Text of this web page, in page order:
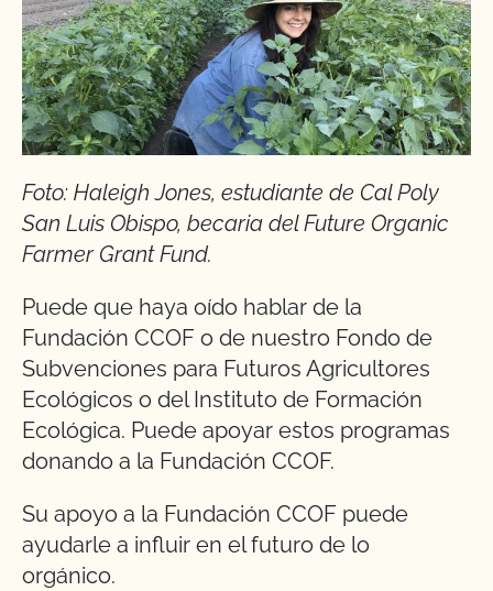
Foto: Haleigh Jones, estudiante de Cal Poly
San Luis Obispo, becaria del Future Organic
Farmer Grant Fund.
Puede que haya oído hablar de la
Fundación CCOF o de nuestro Fondo de
Subvenciones para Futuros Agricultores
Ecológicos o del Instituto de Formación
Ecológica. Puede apoyar estos programas
donando a la Fundación CCOF.
Su apoyo a la Fundación CCOF puede
ayudarle a influir en el futuro de lo
orgánico.